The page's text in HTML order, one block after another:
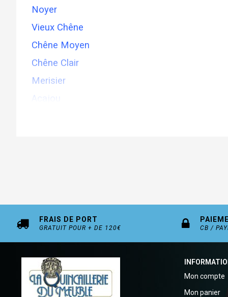
Noyer
Vieux Chêne
Chêne Moyen
Chêne Clair
Merisier
Acajou
FRAIS DE PORT
GRATUIT POUR + DE 120€ CB /
Mon compte
Mon panier